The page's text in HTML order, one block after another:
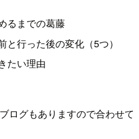
るまでの葛藤
行った後の変化（5つ）
たい理由
ログもありますので合わせて